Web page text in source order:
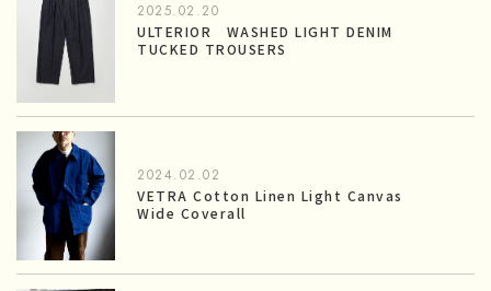
2025.02.20
ULTERIOR WASHED LIGHT DENIM
TUCKED TROUSERS
2024.02.02
VETRA Cotton Linen Light Canvas
Wide Coverall